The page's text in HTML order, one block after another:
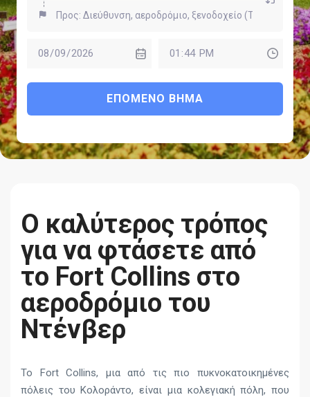
ΕΠΌΜΕΝΟ ΒΉΜΑ
Ο καλύτερος τρόπος
για να φτάσετε από
το Fort Collins στο
αεροδρόμιο του
Ντένβερ
Το Fort Collins, μια από τις πιο πυκνοκατοικημένες
πόλεις του Κολοράντο, είναι μια κολεγιακή πόλη, που